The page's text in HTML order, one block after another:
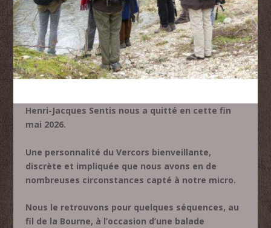
Henri-Jacques Sentis nous a quitté en cette fin
mai 2026.
Une personnalité du Vercors bienveillante,
discrète et impliquée que nous avons en de
nombreuses circonstances capté à notre micro.
Nous le retrouvons pour quelques séquences, au
fil de la Bourne, à l’occasion d’une balade